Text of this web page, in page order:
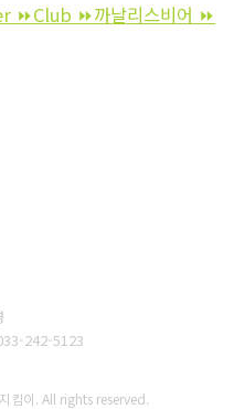
‍‍⏩까날리스비어 ‍‍⏩
242-5123
킴이. All rights reserved.